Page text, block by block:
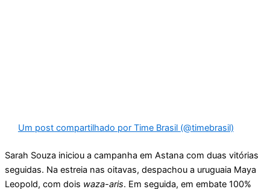
Um post compartilhado por Time Brasil (@timebrasil)
Sarah Souza iniciou a campanha em Astana com duas vitórias
seguidas. Na estreia nas oitavas, despachou a uruguaia Maya
Leopold, com dois waza-aris. Em seguida, em embate 100%